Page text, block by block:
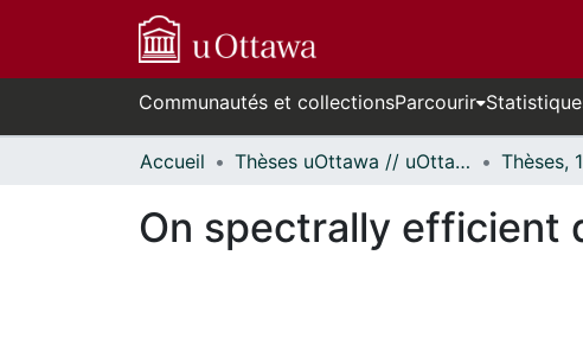
Communautés et collectionsParcourir
Accueil Thèses uOttawa // uOttawa Theses
On spectrally efficient